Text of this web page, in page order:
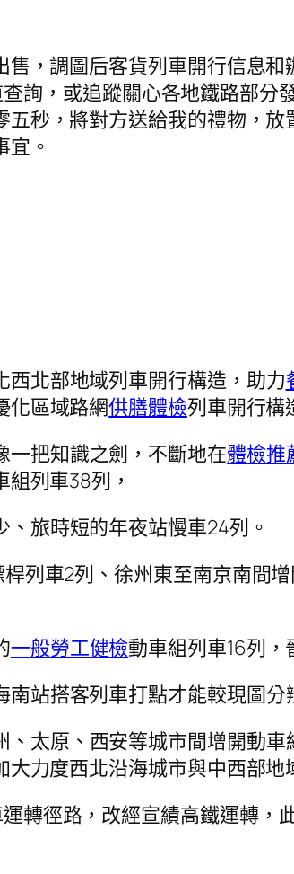
，調圖后客貨列車開行信息
詢，或追蹤關心各地鐵路部分
秒，將對方送給我的禮物，
。
北部地域列車開行構造，助力
化區域路網供膳體檢列車開行構
一把知識之劍，不斷地在體檢推
列車38列，
旅時短的年夜站慢車24列。
列車2列、徐州東至南京南間
一般勞工健檢動車組列車16列，
站搭客列車打點才能較現圖分
、太原、西安等城市間增開動
力度西北沿海城市與中西部地
轉徑路，改經宣績高鐵運轉，